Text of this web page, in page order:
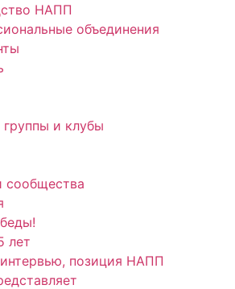
НАПП
объединения
группы и клубы
сообщества
лет
позиция НАПП